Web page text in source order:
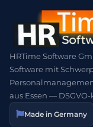
HRTime Software
Software mit
aus Essen —
Made in Germany